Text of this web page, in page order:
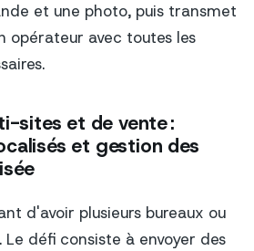
et une photo, puis transmet
opérateur avec toutes les
sites et de vente :
et gestion des
d'avoir plusieurs bureaux ou
Le défi consiste à envoyer des